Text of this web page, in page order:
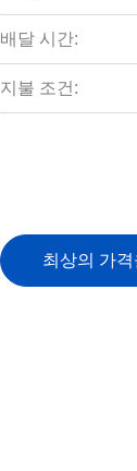
배달 시간:
지불 조건:
최상의 가